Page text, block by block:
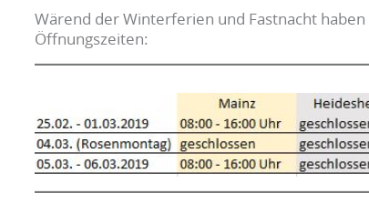
Wärend der Winterferien und Fastnacht
Öffnungszeiten: